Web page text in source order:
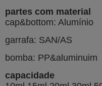
partes com material
cap&bottom: Alumínio
garrafa: SAN/AS
bomba: PP&aluminuim
capacidade